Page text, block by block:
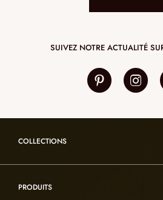
SUIVEZ NOTRE ACTUALITÉ
COLLECTIONS
Reflexion
PRODUITS